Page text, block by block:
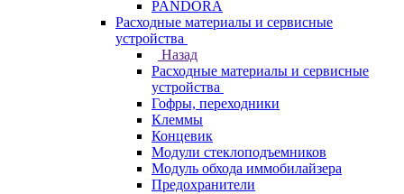
PANDORA
Расходные материалы и сервисные
устройства
Назад
Расходные материалы и сервисные
устройства
Гофры, переходники
Клеммы
Концевик
Модули стеклоподъемников
Модуль обхода иммобилайзера
Предохранители